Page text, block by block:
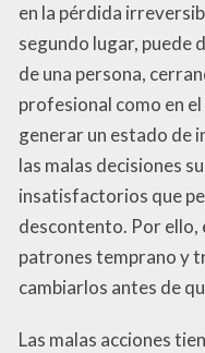
en la pérdida
segundo lugar, puede
de una persona,
profesional como en
generar un estado de
las malas decisiones
insatisfactorios que
descontento. Por ello,
patrones temprano y
cambiarlos antes de
Las malas acciones